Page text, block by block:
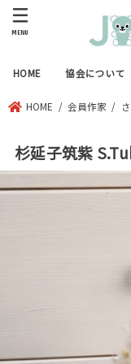
HOME 協会について
MENU
HOME 会員作家
杉延子筑紫